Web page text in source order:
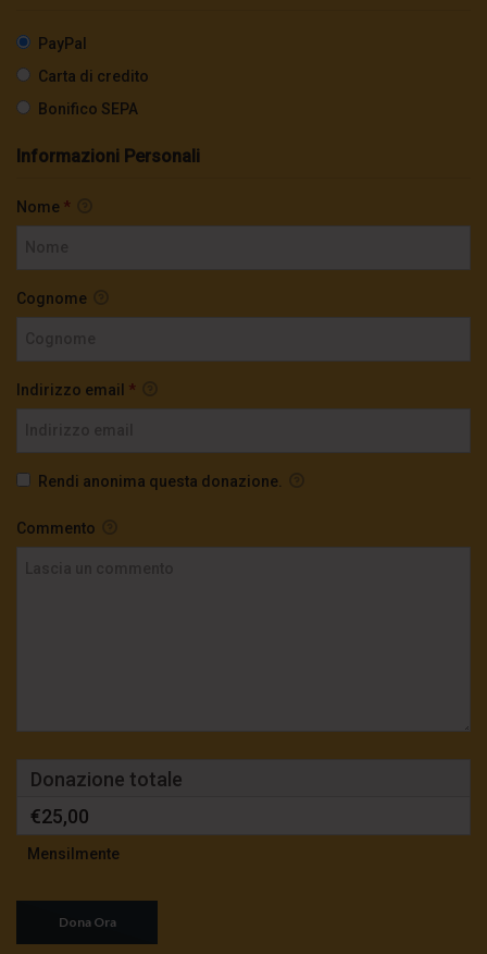
PayPal
Carta di credito
Bonifico SEPA
Informazioni Personali
Nome *
Cognome
Indirizzo email *
Rendi anonima questa donazione.
Commento
Donazione totale
€25,00
Mensilmente